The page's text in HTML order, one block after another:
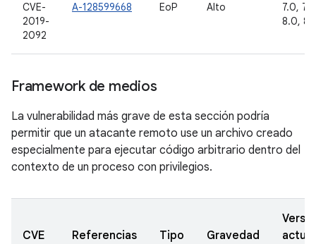
CVE-
2019-
2092
A-128599668 EoP Alto
7.0,
8.0,
Framework de medios
La vulnerabilidad más grave de esta sección podría
permitir que un atacante remoto use un archivo creado
especialmente para ejecutar código arbitrario dentro del
contexto de un proceso con privilegios.
CVE Referencias Tipo Gravedad